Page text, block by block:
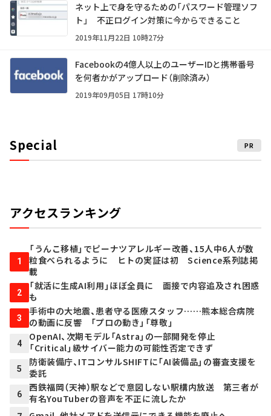
ネット上で身を守るための「パスワード管理ソフ
ト」 不正ログイン対策に今からできること
2019年11月22日 10時27分
Facebookの4億人以上のユーザーIDと携帯番号
を何者かがアップロード（削除済み）
2019年09月05日 17時10分
Special PR
アクセスランキング
1
「うんこ移植」でピーナツアレルギー改善、15人中6人が数
粒食べられるように ヒトの実証は初 Science系列誌掲
載
2
「就活に生成AI利用」ほぼ全員に 面接で内容追及され困惑
も
3
手術中の大地震、患者守る医療スタッフ……熊本総合病院
の動画に反響 「プロの動き」「尊敬」
4
OpenAI、次期モデル「Astra」の一部開発を停止
「Critical」級サイバー能力の可能性否定できず
5
防衛装備庁、ITコンサルSHIFTに「AI装備品」の審査支援を
委託
6
西鉄福岡（天神）駅などで意図しない駅構内放送 第三者が
有名YouTuberの音声を不正に流したか